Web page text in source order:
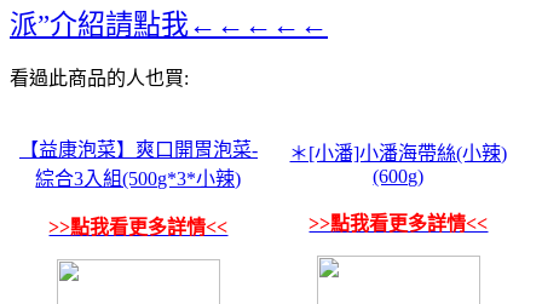
派”介紹請點我←←←←←
看過此商品的人也買:
【益康泡菜】爽口開胃泡菜-
綜合3入組(500g*3*小辣)
>>點我看更多詳情<<
＊[小潘]小潘海帶絲(小辣)
(600g)
>>點我看更多詳情<<